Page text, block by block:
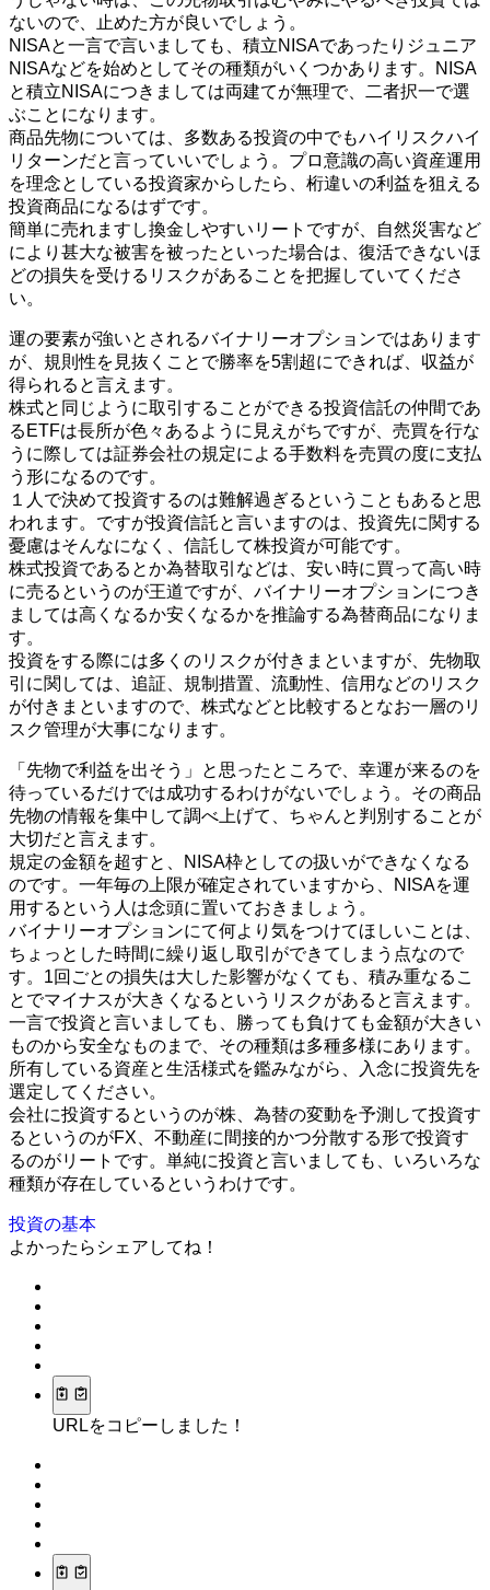
ないので、止めた方が良いでしょう。
NISAと一言で言いましても、積立NISAであったりジュニア
NISAなどを始めとしてその種類がいくつかあります。NISA
と積立NISAにつきましては両建てが無理で、二者択一で選
ぶことになります。
商品先物については、多数ある投資の中でもハイリスクハイ
リターンだと言っていいでしょう。プロ意識の高い資産運用
を理念としている投資家からしたら、桁違いの利益を狙える
投資商品になるはずです。
簡単に売れますし換金しやすいリートですが、自然災害など
により甚大な被害を被ったといった場合は、復活できないほ
どの損失を受けるリスクがあることを把握していてくださ
い。
運の要素が強いとされるバイナリーオプションではあります
が、規則性を見抜くことで勝率を5割超にできれば、収益が
得られると言えます。
株式と同じように取引することができる投資信託の仲間であ
るETFは長所が色々あるように見えがちですが、売買を行な
うに際しては証券会社の規定による手数料を売買の度に支払
う形になるのです。
１人で決めて投資するのは難解過ぎるということもあると思
われます。ですが投資信託と言いますのは、投資先に関する
憂慮はそんなになく、信託して株投資が可能です。
株式投資であるとか為替取引などは、安い時に買って高い時
に売るというのが王道ですが、バイナリーオプションにつき
ましては高くなるか安くなるかを推論する為替商品になりま
す。
投資をする際には多くのリスクが付きまといますが、先物取
引に関しては、追証、規制措置、流動性、信用などのリスク
が付きまといますので、株式などと比較するとなお一層のリ
スク管理が大事になります。
「先物で利益を出そう」と思ったところで、幸運が来るのを
待っているだけでは成功するわけがないでしょう。その商品
先物の情報を集中して調べ上げて、ちゃんと判別することが
大切だと言えます。
規定の金額を超すと、NISA枠としての扱いができなくなる
のです。一年毎の上限が確定されていますから、NISAを運
用するという人は念頭に置いておきましょう。
バイナリーオプションにて何より気をつけてほしいことは、
ちょっとした時間に繰り返し取引ができてしまう点なので
す。1回ごとの損失は大した影響がなくても、積み重なるこ
とでマイナスが大きくなるというリスクがあると言えます。
一言で投資と言いましても、勝っても負けても金額が大きい
ものから安全なものまで、その種類は多種多様にあります。
所有している資産と生活様式を鑑みながら、入念に投資先を
選定してください。
会社に投資するというのが株、為替の変動を予測して投資す
るというのがFX、不動産に間接的かつ分散する形で投資す
るのがリートです。単純に投資と言いましても、いろいろな
種類が存在しているというわけです。
投資の基本
よかったらシェアしてね！
URLをコピーしました！